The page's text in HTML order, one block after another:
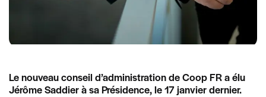
Le nouveau conseil d’administration de Coop FR a élu
Jérôme Saddier à sa Présidence, le 17 janvier dernier.